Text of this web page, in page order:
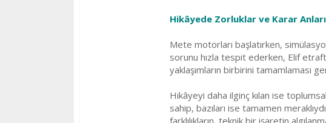
Hikâyede Zorluklar ve Karar Anları
Mete motorları başlatırken,
sorunu hızla tespit ederken, Elif
yaklaşımların birbirini tamamlaması
Hikâyeyi daha ilginç kılan ise
sahip, bazıları ise tamamen
farklılıkların, teknik bir işaretin